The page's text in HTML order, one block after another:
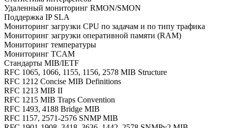
Удаленный мониторинг RMON/SMON
Поддержка IP SLA
Мониторинг загрузки CPU по задачам и по типу трафика
Мониторинг загрузки оперативной памяти (RAM)
Мониторинг температуры
Мониторинг TCAM
Стандарты MIB/IETF
RFC 1065, 1066, 1155, 1156, 2578 MIB Structure
RFC 1212 Concise MIB Definitions
RFC 1213 MIB II
RFC 1215 MIB Traps Convention
RFC 1493, 4188 Bridge MIB
RFC 1157, 2571-2576 SNMP MIB